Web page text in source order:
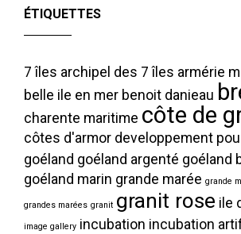
ÉTIQUETTES
7 îles archipel des 7 îles armérie
belle ile en mer benoit danieau
charente maritime côte de
côtes d'armor developpement
goéland goéland argenté goéland
goéland marin grande marée grande
grandes marées granit granit rose ile
image gallery incubation incubation